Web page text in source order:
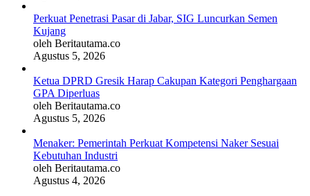
Perkuat Penetrasi Pasar di Jabar, SIG Luncurkan Semen
Kujang
oleh Beritautama.co
Agustus 5, 2026
Ketua DPRD Gresik Harap Cakupan Kategori Penghargaan
GPA Diperluas
oleh Beritautama.co
Agustus 5, 2026
Menaker: Pemerintah Perkuat Kompetensi Naker Sesuai
Kebutuhan Industri
oleh Beritautama.co
Agustus 4, 2026